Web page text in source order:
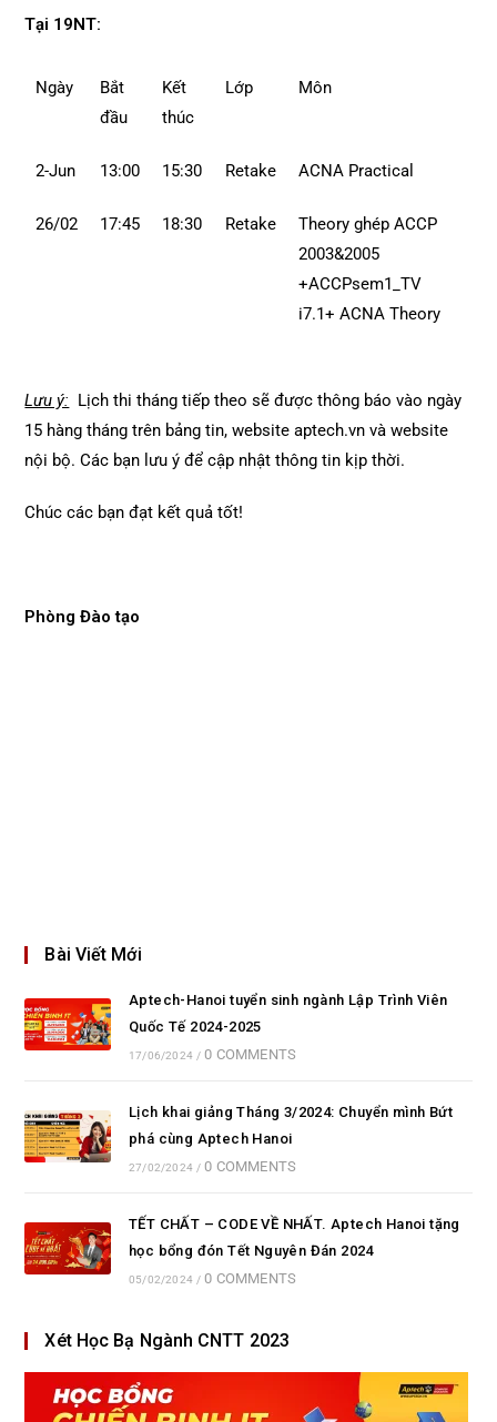
Tại 19NT:
Ngày
Bắt
đầu
Kết
thúc
Lớp Môn
2-Jun 13:00 15:30 Retake ACNA Practical
26/02 17:45 18:30 Retake
Theory ghép ACCP
2003&2005
+ACCPsem1_TV
i7.1+ ACNA Theory
Lưu ý: Lịch thi tháng tiếp theo sẽ được thông báo vào ngày
15 hàng tháng trên bảng tin, website aptech.vn và website
nội bộ. Các bạn lưu ý để cập nhật thông tin kịp thời.
Chúc các bạn đạt kết quả tốt!
Phòng Đào tạo
Bài Viết Mới
Aptech-Hanoi tuyển sinh ngành Lập Trình Viên
Quốc Tế 2024-2025
17/06/2024 / 0 COMMENTS
Lịch khai giảng Tháng 3/2024: Chuyển mình Bứt
phá cùng Aptech Hanoi
27/02/2024 / 0 COMMENTS
TẾT CHẤT – CODE VỀ NHẤT. Aptech Hanoi tặng
học bổng đón Tết Nguyên Đán 2024
05/02/2024 / 0 COMMENTS
Xét Học Bạ Ngành CNTT 2023